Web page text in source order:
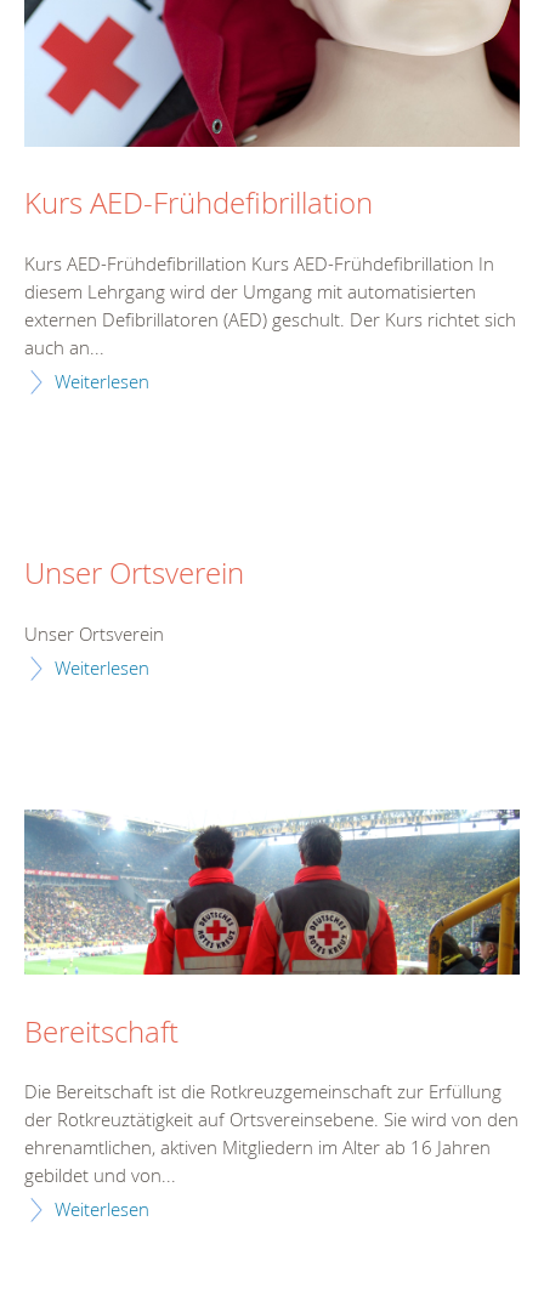
Kurs AED-Frühdefibrillation
Kurs AED-Frühdefibrillation Kurs AED-Frühdefibrillation In
diesem Lehrgang wird der Umgang mit automatisierten
externen Defibrillatoren (AED) geschult. Der Kurs richtet sich
auch an...
Weiterlesen
Unser Ortsverein
Unser Ortsverein
Weiterlesen
Bereitschaft
Die Bereitschaft ist die Rotkreuzgemeinschaft zur Erfüllung
der Rotkreuztätigkeit auf Ortsvereinsebene. Sie wird von den
ehrenamtlichen, aktiven Mitgliedern im Alter ab 16 Jahren
gebildet und von...
Weiterlesen